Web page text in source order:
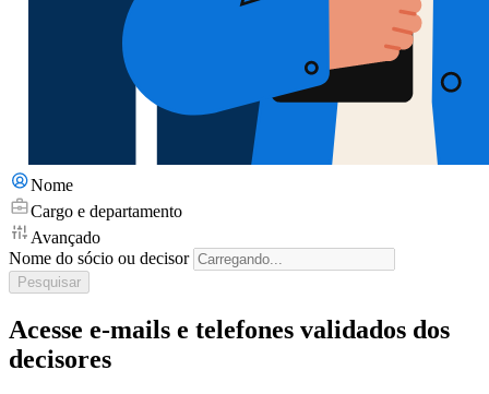
Nome
Cargo e departamento
Avançado
Nome do sócio ou decisor
Pesquisar
Acesse e-mails e telefones validados dos
decisores